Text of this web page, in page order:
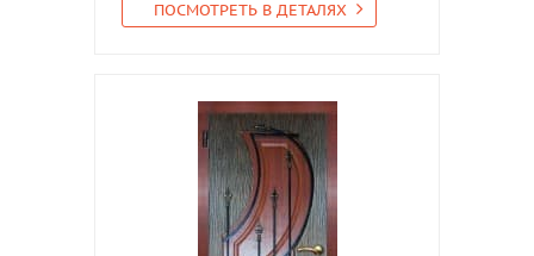
ПОСМОТРЕТЬ В ДЕТАЛЯХ